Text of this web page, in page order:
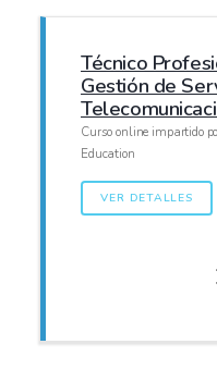
Técnico
Gestión de
Curso online impartido
Education
VER DETALLES